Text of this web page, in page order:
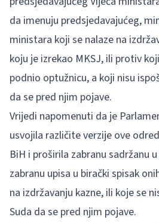
da imenuju predsjedavajućeg,
ministara koji se nalaze na
koju je izrekao MKSJ, ili protiv
podnio optužnicu, a koji nisu
da se pred njim pojave.
Vrijedi napomenuti da je
usvojila različite verzije ove
BiH i proširila zabranu sadržanu
zabranu upisa u birački spisak
na izdržavanju kazne, ili koje se
Suda da se pred njim pojave.